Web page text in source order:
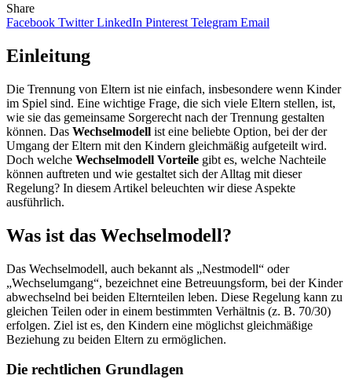
Share
Facebook Twitter LinkedIn Pinterest Telegram Email
Einleitung
Die Trennung von Eltern ist nie einfach, insbesondere wenn Kinder
im Spiel sind. Eine wichtige Frage, die sich viele Eltern stellen, ist,
wie sie das gemeinsame Sorgerecht nach der Trennung gestalten
können. Das Wechselmodell ist eine beliebte Option, bei der der
Umgang der Eltern mit den Kindern gleichmäßig aufgeteilt wird.
Doch welche Wechselmodell Vorteile gibt es, welche Nachteile
können auftreten und wie gestaltet sich der Alltag mit dieser
Regelung? In diesem Artikel beleuchten wir diese Aspekte
ausführlich.
Was ist das Wechselmodell?
Das Wechselmodell, auch bekannt als „Nestmodell“ oder
„Wechselumgang“, bezeichnet eine Betreuungsform, bei der Kinder
abwechselnd bei beiden Elternteilen leben. Diese Regelung kann zu
gleichen Teilen oder in einem bestimmten Verhältnis (z. B. 70/30)
erfolgen. Ziel ist es, den Kindern eine möglichst gleichmäßige
Beziehung zu beiden Eltern zu ermöglichen.
Die rechtlichen Grundlagen